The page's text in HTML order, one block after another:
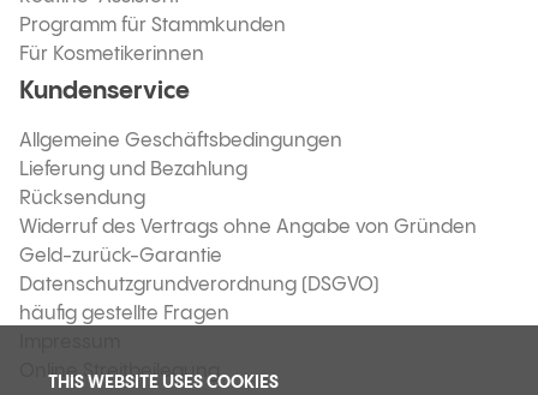
THIS WEBSITE USES COOKIES
Programm für Stammkunden
Für Kosmetikerinnen
Kundenservice
Allgemeine Geschäftsbedingungen
Lieferung und Bezahlung
Rücksendung
Widerruf des Vertrags ohne Angabe von Gründen
Geld-zurück-Garantie
Datenschutzgrundverordnung (DSGVO)
häufig gestellte Fragen
Online Streitbeilegung